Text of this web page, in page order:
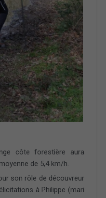
côte forestière aura
de 5,4 km/h.
son rôle de découvreur
à Philippe (mari